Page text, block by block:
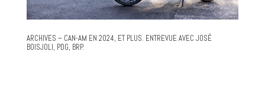
ARCHIVES – CAN-AM EN 2024, ET PLUS. ENTREVUE AVEC JOSÉ
BOISJOLI, PDG, BRP.